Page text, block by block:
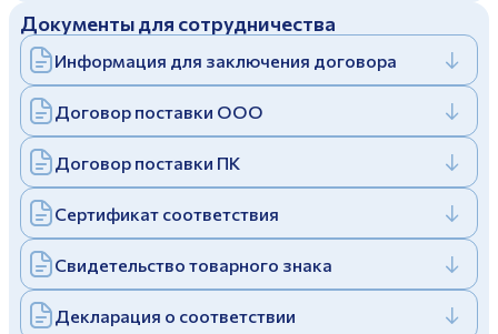
Отправить
Заполняя и отправляя форму, вы соглашаетесь
cполитикой конфиденциальности
Заполняя и отправляя форму, вы соглашаетесь
cполитикой конфиденциальности
Дулевский фарфоровый завод ©
Политика конфиденциальности
Документы для сотрудничества
Информация для заключения договора
Договор поставки ООО
Договор поставки ПК
Сертификат соответствия
Свидетельство товарного знака
Декларация о соответствии